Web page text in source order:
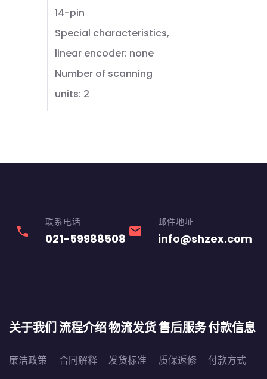
14-pin
Special characteristics,
linear encoder: none
Number of scanning
units: 2
phone
联系电话
021-59988508 email
邮件地址
info@shzex.com
关于我们
廉洁政策
流程介绍
合同解释
物流发货
发货标准
售后服务
质保返修
付款信息
付款方式